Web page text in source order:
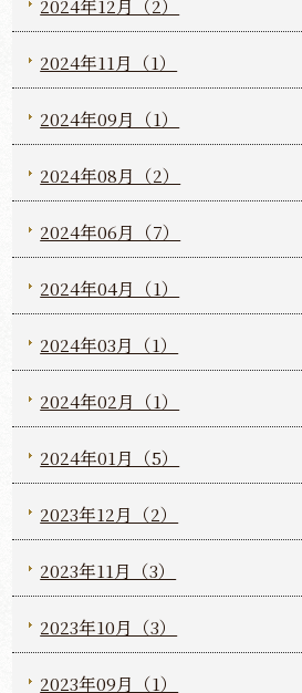
2024年12月（2）
2024年11月（1）
2024年09月（1）
2024年08月（2）
2024年06月（7）
2024年04月（1）
2024年03月（1）
2024年02月（1）
2024年01月（5）
2023年12月（2）
2023年11月（3）
2023年10月（3）
2023年09月（1）